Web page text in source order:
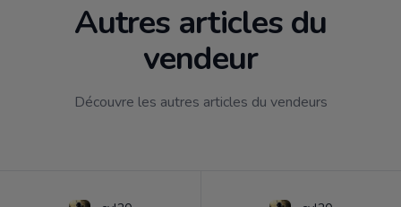
Autres articles du
vendeur
Découvre les autres articles du vendeurs